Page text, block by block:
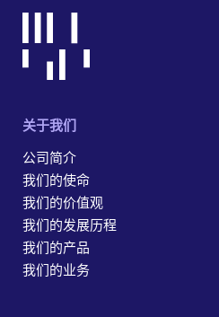
关于我们
公司简介
我们的使命
我们的价值观
我们的发展历程
我们的产品
我们的业务